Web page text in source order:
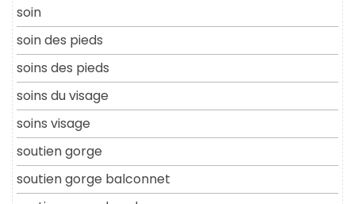
soin
soin des pieds
soins des pieds
soins du visage
soins visage
soutien gorge
soutien gorge balconnet